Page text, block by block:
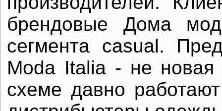
брендовые Дома
сегмента casual.
Moda Italia - не новая
схеме давно